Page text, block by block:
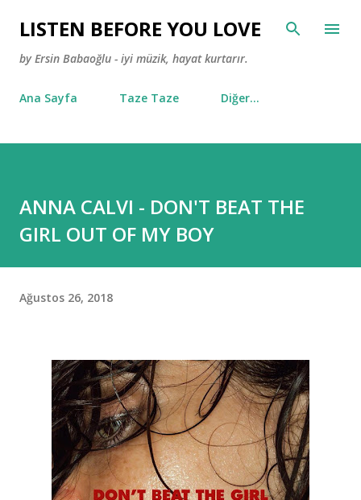
Ana içeriğe atla
LISTEN BEFORE YOU LOVE
by Ersin Babaoğlu - iyi müzik, hayat kurtarır.
Ana Sayfa Taze Taze Diğer…
ANNA CALVI - DON'T BEAT THE
GIRL OUT OF MY BOY
Ağustos 26, 2018